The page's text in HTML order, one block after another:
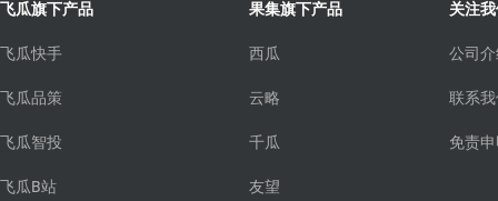
飞瓜旗下产品
飞瓜快手
飞瓜品策
飞瓜智投
飞瓜B站
果集旗下产品
西瓜
云略
千瓜
友望
关注
公司
联系
免责